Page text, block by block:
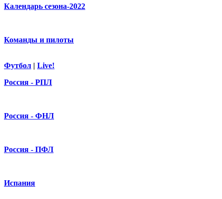
Календарь сезона-2022
Команды и пилоты
Футбол | Live!
Россия - РПЛ
Россия - ФНЛ
Россия - ПФЛ
Испания